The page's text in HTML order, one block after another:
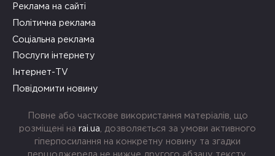
Реклама на сайті
Політична реклама
Соціальна реклама
Послуги інтернету
Інтернет-TV
Повідомити новину
Повне або часткове використання матеріалів, що
розміщені на rai.ua , дозволяється за умови активного
гіперпосилання на конкретну новину та згадки
першоджерела не нижче другого абзацу тексту.